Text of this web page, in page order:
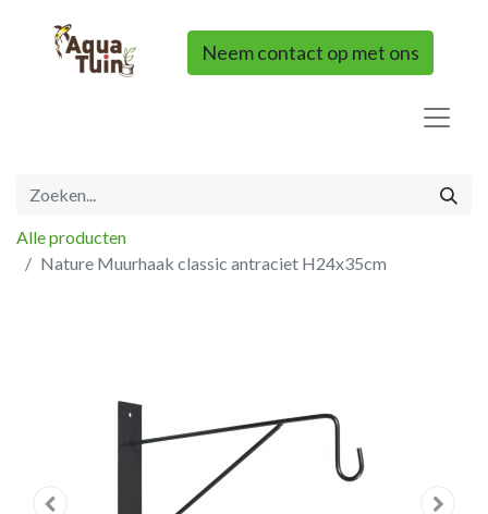
Neem contact op met ons
Alle producten
Nature Muurhaak classic antraciet H24x35cm